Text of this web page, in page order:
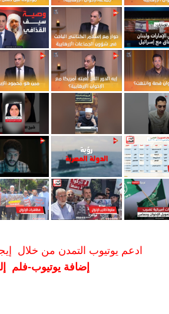
ادعم يوتيوب التمدن من خلال
إضافة يوتيوب-فلم